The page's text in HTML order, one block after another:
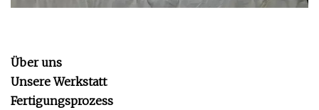
Über uns
Unsere Werkstatt
Fertigungsprozess